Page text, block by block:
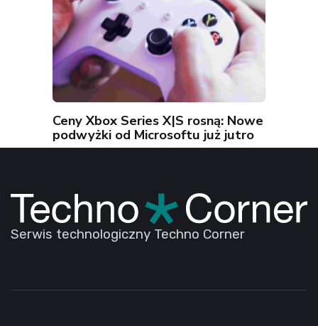
Ceny Xbox Series X|S rosną: Nowe
podwyżki od Microsoftu już jutro
Serwis technologiczny Techno Corner